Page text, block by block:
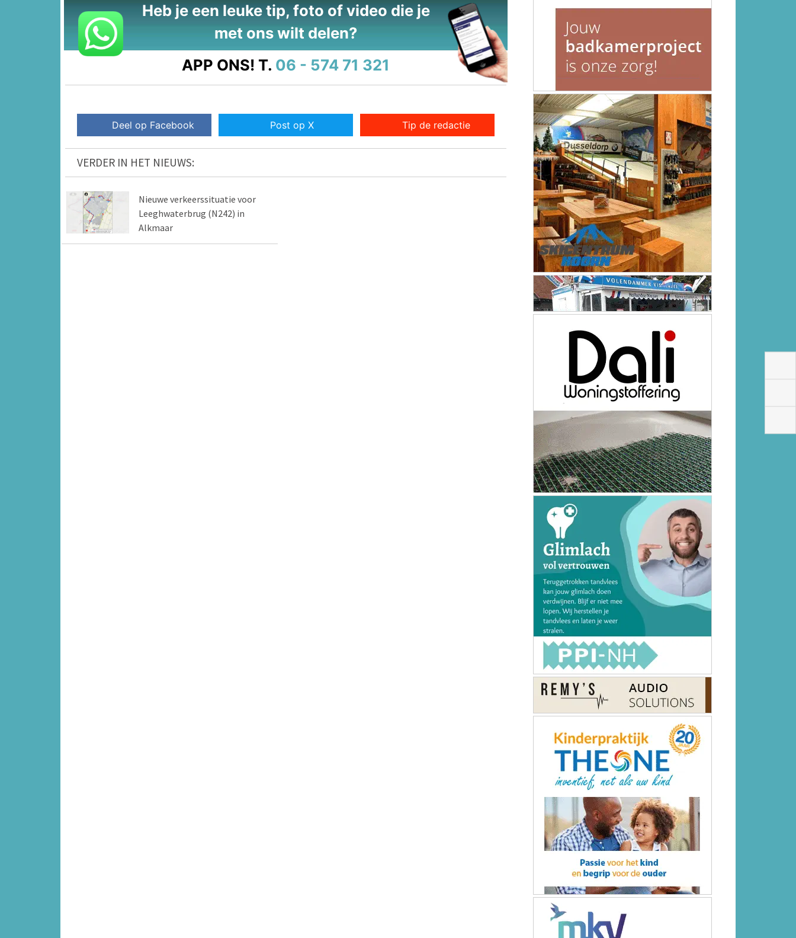
Heb je een leuke tip, foto of video die je
met ons wilt delen?
APP ONS! T. 06 - 574 71 321
Deel op Facebook Post op X Tip de redactie
VERDER IN HET NIEUWS:
Nieuwe verkeerssituatie voor
Leeghwaterbrug (N242) in
Alkmaar